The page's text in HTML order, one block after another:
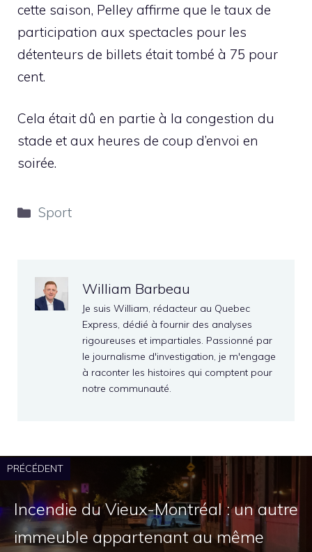
cette saison, Pelley affirme que le taux de
participation aux spectacles pour les
détenteurs de billets était tombé à 75 pour
cent.
Cela était dû en partie à la congestion du
stade et aux heures de coup d’envoi en
soirée.
Catégories
Sport
William Barbeau
Je suis William, rédacteur au Quebec
Express, dédié à fournir des analyses
rigoureuses et impartiales. Passionné par
le journalisme d'investigation, je m'engage
à raconter les histoires qui comptent pour
notre communauté.
PRÉCÉDENT
Incendie du Vieux-Montréal : un autre
immeuble appartenant au même